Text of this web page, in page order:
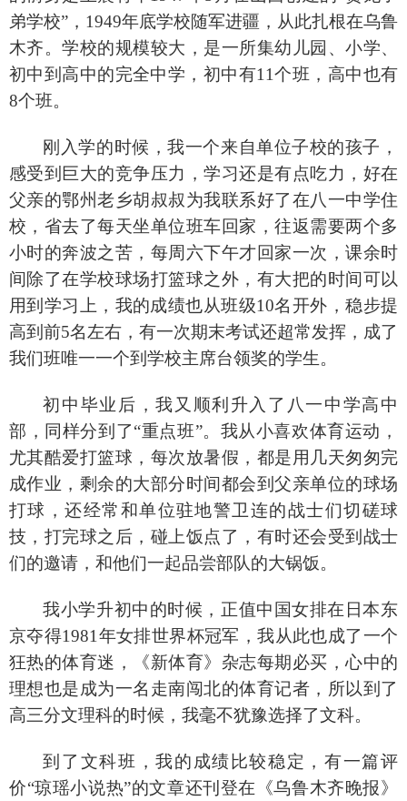
弟学校”，1949年底学校随军进疆，从此扎根在乌鲁
木齐。学校的规模较大，是一所集幼儿园、小学、
初中到高中的完全中学，初中有11个班，高中也有
8个班。
刚入学的时候，我一个来自单位子校的孩子，
感受到巨大的竞争压力，学习还是有点吃力，好在
父亲的鄂州老乡胡叔叔为我联系好了在八一中学住
校，省去了每天坐单位班车回家，往返需要两个多
小时的奔波之苦，每周六下午才回家一次，课余时
间除了在学校球场打篮球之外，有大把的时间可以
用到学习上，我的成绩也从班级10名开外，稳步提
高到前5名左右，有一次期末考试还超常发挥，成了
我们班唯一一个到学校主席台领奖的学生。
初中毕业后，我又顺利升入了八一中学高中
部，同样分到了“重点班”。我从小喜欢体育运动，
尤其酷爱打篮球，每次放暑假，都是用几天匆匆完
成作业，剩余的大部分时间都会到父亲单位的球场
打球，还经常和单位驻地警卫连的战士们切磋球
技，打完球之后，碰上饭点了，有时还会受到战士
们的邀请，和他们一起品尝部队的大锅饭。
我小学升初中的时候，正值中国女排在日本东
京夺得1981年女排世界杯冠军，我从此也成了一个
狂热的体育迷，《新体育》杂志每期必买，心中的
理想也是成为一名走南闯北的体育记者，所以到了
高三分文理科的时候，我毫不犹豫选择了文科。
到了文科班，我的成绩比较稳定，有一篇评
价“琼瑶小说热”的文章还刊登在《乌鲁木齐晚报》